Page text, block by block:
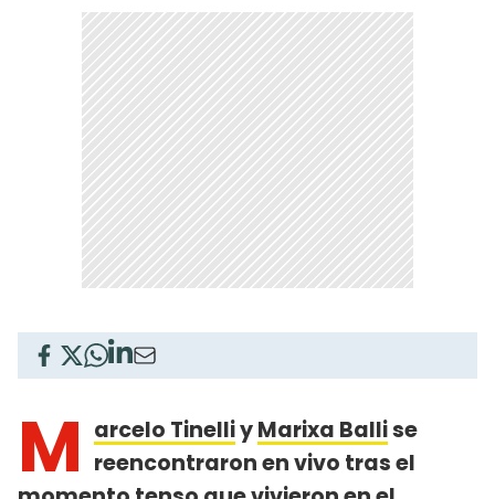
M arcelo TinelliyMarixa Ballise
reencontraron en vivo tras el